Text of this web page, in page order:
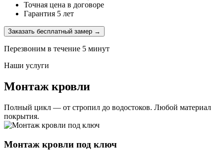
Точная цена в договоре
Гарантия 5 лет
Заказать бесплатный замер →
Перезвоним в течение 5 минут
Наши услуги
Монтаж кровли
Полный цикл — от стропил до водостоков. Любой материал
покрытия.
Монтаж кровли под ключ